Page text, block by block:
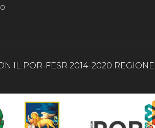
IL POR-FESR 2014-2020